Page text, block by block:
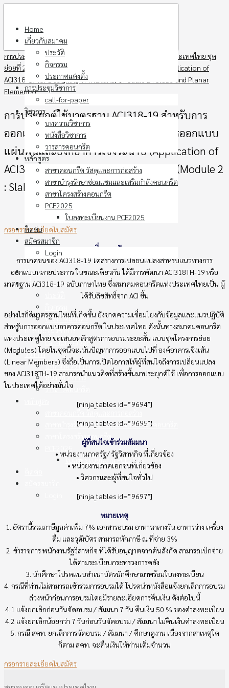
contentHome
เกี่ยวกับสมาคม
ประวัติ
กิจกรรม
ประกาศแต่งตั้ง
การประชุมวิชาการ
call-for-paper
วิชาการ
บทความวิชาการ
หนังสือวิชาการ
วารสารคอนกรีต
หลักสูตร
สาขาคอนกรีต วัสดุและการก่อสร้าง
สาขาบำรุงรักษาซ่อมแซมและเสริมกำลังคอนกรีต
สาขาโครงสร้างคอนกรีต
PCE2025
ใบลงทะเบียนงาน PCE2025
ติดต่อ
สมัครสมาชิก
Login
Home
เกี่ยวกับสมาคม
ประกาศแต่งตั้ง
การประชุมวิชาการ
call-for-paper
วิชาการ
บทความวิชาการ
หนังสือวิชาการ
วารสารคอนกรีต
สาขาบำรุงรักษาซ่อมแซมและเสริมกำลังคอนกรีต
สาขาโครงสร้างคอนกรีต
ใบลงทะเบียนงาน PCE2025
การประยุกต์ใช้มาตรฐาน ACI318-19 สำหรับการออกแบบในประเทศไทย ชุด
ย่อยที่ 2 : การออกแบบแผ่นพื้นและองค์อาคารเชิงระนาบ (Application of
ACI318-19 for Designing in Thailand) (Module 2 : Slabs and Planar
Elements)
การประยุกต์ใช้มาตรฐาน ACI318-19 สำหรับการ
ออกแบบในประเทศไทย ชุดย่อยที่ 2 : การออกแบบ
แผ่นพื้นและองค์อาคารเชิงระนาบ (Application of
ACI318-19 for Designing in Thailand) (Module 2
: Slabs and Planar Elements)
กรอกรายละเอียดใบสมัคร
ที่มาของปัญหา
การเกิดขึ้นของ ACI318-19 ได้สร้างการเปลี่ยนแปลงสำหรับแนวทางการ
ออกแบบหลายประการ ในขณะเดียวกัน ได้มีการพัฒนา ACI318TH-19 หรือ
มาตรฐาน ACI318-19 ฉบับภาษาไทย ซึ่งสมาคมคอนกรีตแห่งประเทศไทยเป็น ผู้
ได้รับลิขสิทธิ์จาก ACI ขึ้น
อย่างไรก็ดีมาตรฐานใหม่ที่เกิดขึ้น ยังขาดความเชื่อมโยงกับข้อมูลและแนวปฏิบัติ
สำหรับการออกแบบอาคารคอนกรีต ในประเทศไทย ดังนั้นทางสมาคมคอนกรีต
แห่งประเทศไทย ขอเสนอหลักสูตรการอบรมระยะสั้น แบบชุดโครงการย่อย
(Modules) โดยในชุดนี้จะเน้นปัญหาการออกแบบไปที่ องค์อาคารเชิงเส้น
(Linear Members) ซึ่งถือเป็นการเปิดโอกาสให้ผู้ที่สนใจถึงการเปลี่ยนแปลง
ของ ACI318TH-19 สามารถนำแนวคิดที่สร้างขึ้นมาประยุกต์ใช้ เพื่อการออกแบบ
ในประเทศได้อย่างมั่นใจ
[ninja_tables id=”9694″]
[ninja_tables id=”9695″]
ผู้ที่สนใจเข้าร่วมสัมมนา
• หน่วยงานภาครัฐ/ รัฐวิสาหกิจ ที่เกี่ยวข้อง
• หน่วยงานภาคเอกชนที่เกี่ยวข้อง
• วิศวกรและผู้ที่สนใจทั่วไป
[ninja_tables id=”9697″]
หมายเหตุ
1. อัตรานี้รวมภาษีมูลค่าเพิ่ม 7% เอกสารอบรม อาหารกลางวัน อาหารว่าง เครื่อง
ดื่ม และวุฒิบัตร สามารถหักภาษี ณ ที่จ่าย 3%
2. ข้าราชการ พนักงานรัฐวิสาหกิจ ที่ได้รับอนุญาตจากต้นสังกัด สามารถเบิกจ่าย
ได้ตามระเบียบกระทรวงการคลัง
3. นักศึกษาโปรดแนบสําเนาบัตรนักศึกษามาพร้อมใบลงทะเบียน
4. กรณีที่ท่านไม่สามารถเข้าร่วมการอบรมได้ โปรดนําหนังสือแจ้งยกเลิกการอบรม
ล่วงหน้าก่อนการอบรมโดยมีรายละเอียดการคืนเงิน ดังต่อไปนี้
4.1 แจ้งยกเลิกก่อนวันจัดอบรม / สัมมนา 7 วัน คืนเงิน 50 % ของค่าลงทะเบียน
4.2 แจ้งยกเลิกน้อยกว่า 7 วันก่อนวันจัดอบรม / สัมมนา ไม่คืนเงินค่าลงทะเบียน
5. กรณี สคท. ยกเลิกการจัดอบรม / สัมมนา / ศึกษาดูงาน เนื่องจากสาเหตุใด
ก็ตาม สคท. จะคืนเงินให้ท่านเต็มจํานวน
กรอกรายละเอียดใบสมัคร